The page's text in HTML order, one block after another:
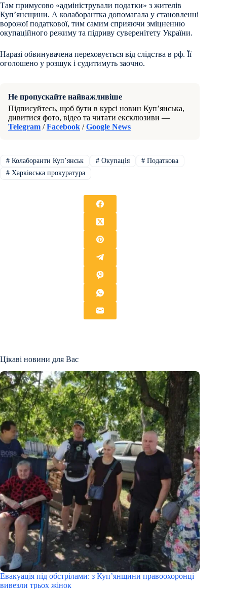
Там примусово «адміністрували податки» з жителів
Куп’янсщини. А колаборантка допомагала у становленні
ворожої податкової, тим самим сприяючи зміцненню
окупаційного режиму та підриву суверенітету України.
Наразі обвинувачена переховується від слідства в рф. Її
оголошено у розшук і судитимуть заочно.
Не пропускайте найважливіше
Підписуйтесь, щоб бути в курсі новин Куп’янська,
дивитися фото, відео та читати ексклюзиви —
Telegram /Facebook /Google News
#Колаборанти Купʼянськ #Окупація # Податкова
#Харківська прокуратура
Цікаві новини для Вас
Евакуація під обстрілами: з Куп’янщини правоохоронці
вивезли трьох жінок